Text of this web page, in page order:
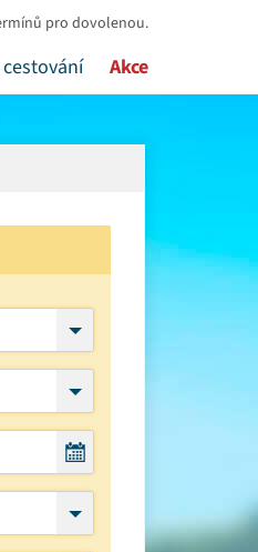
pro dovolenou.
Akce